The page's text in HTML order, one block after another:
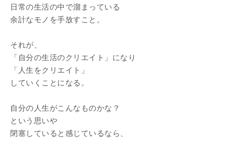
日常の生活の中で溜まっている
余計なモノを手放すこと。
それが、
「自分の生活のクリエイト」になり
「人生をクリエイト」
していくことになる。
自分の人生がこんなものかな？
という思いや
閉塞していると感じているなら、